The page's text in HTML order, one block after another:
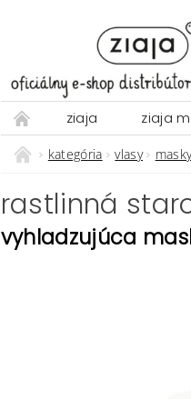
ziaja ziaja
kategória vlasy
rastlinná
vyhladzujúca